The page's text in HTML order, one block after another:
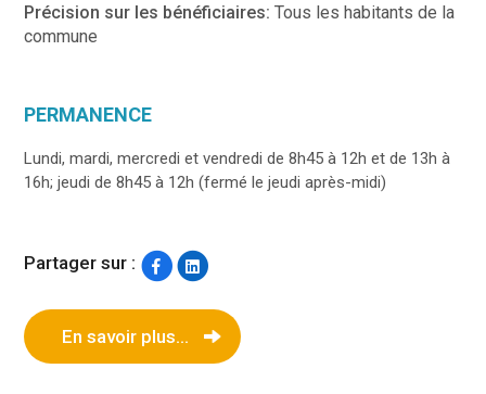
Précision sur les bénéficiaires:Tous les habitants de la
commune
PERMANENCE
Lundi, mardi, mercredi et vendredi de 8h45 à 12h et de 13h à
16h; jeudi de 8h45 à 12h (fermé le jeudi après-midi)
Partager sur :
En savoir plus...